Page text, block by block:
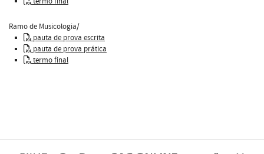
Ramo de Musicologia/
pauta de prova escrita
pauta de prova prática
termo final